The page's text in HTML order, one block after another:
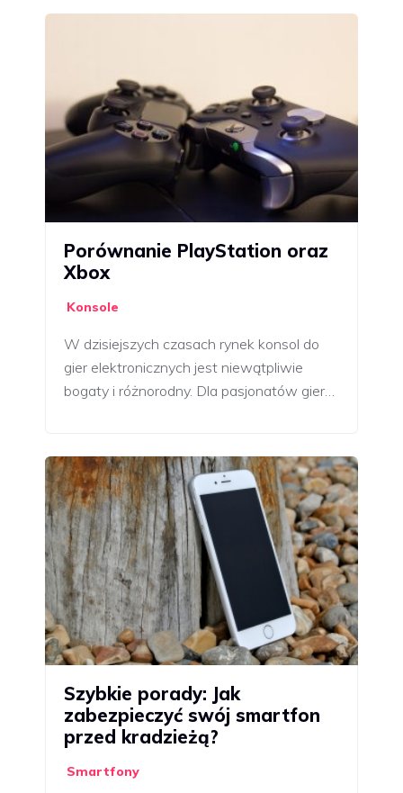
Porównanie PlayStation oraz
Xbox
Konsole
W dzisiejszych czasach rynek konsol do
gier elektronicznych jest niewątpliwie
bogaty i różnorodny. Dla pasjonatów gier…
Szybkie porady: Jak
zabezpieczyć swój smartfon
przed kradzieżą?
Smartfony